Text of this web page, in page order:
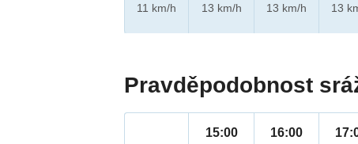
11 km/h
13 km/h
13 km/h
13
Pravděpodobnost
15:00 16:00